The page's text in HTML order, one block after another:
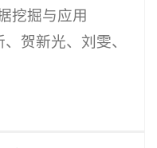
掘与应用
贺新光、刘雯、